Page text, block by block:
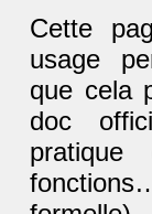
Cette
usage
que cela
doc
pratique